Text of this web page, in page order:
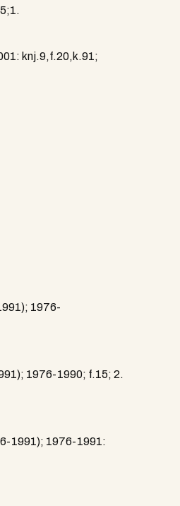
knj.9,f.20,k.91;
1976-
1976-1990; f.15; 2.
1991); 1976-1991: